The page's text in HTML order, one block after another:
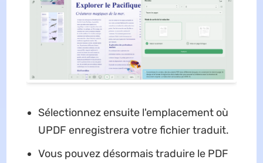
Sélectionnez ensuite l'emplacement où
UPDF enregistrera votre fichier traduit.
Vous pouvez désormais traduire le PDF